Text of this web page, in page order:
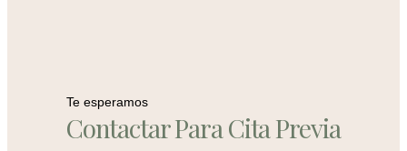
Te esperamos
Contactar Para Cita Previa